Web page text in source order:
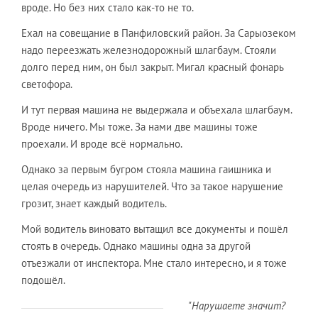
вроде. Но без них стало как-то не то.
Ехал на совещание в Панфиловский район. За Сарыозеком
надо переезжать железнодорожный шлагбаум. Стояли
долго перед ним, он был закрыт. Мигал красный фонарь
светофора.
И тут первая машина не выдержала и объехала шлагбаум.
Вроде ничего. Мы тоже. За нами две машины тоже
проехали. И вроде всё нормально.
Однако за первым бугром стояла машина гаишника и
целая очередь из нарушителей. Что за такое нарушение
грозит, знает каждый водитель.
Мой водитель виновато вытащил все документы и пошёл
стоять в очередь. Однако машины одна за другой
отъезжали от инспектора. Мне стало интересно, и я тоже
подошёл.
"Нарушаете значит?